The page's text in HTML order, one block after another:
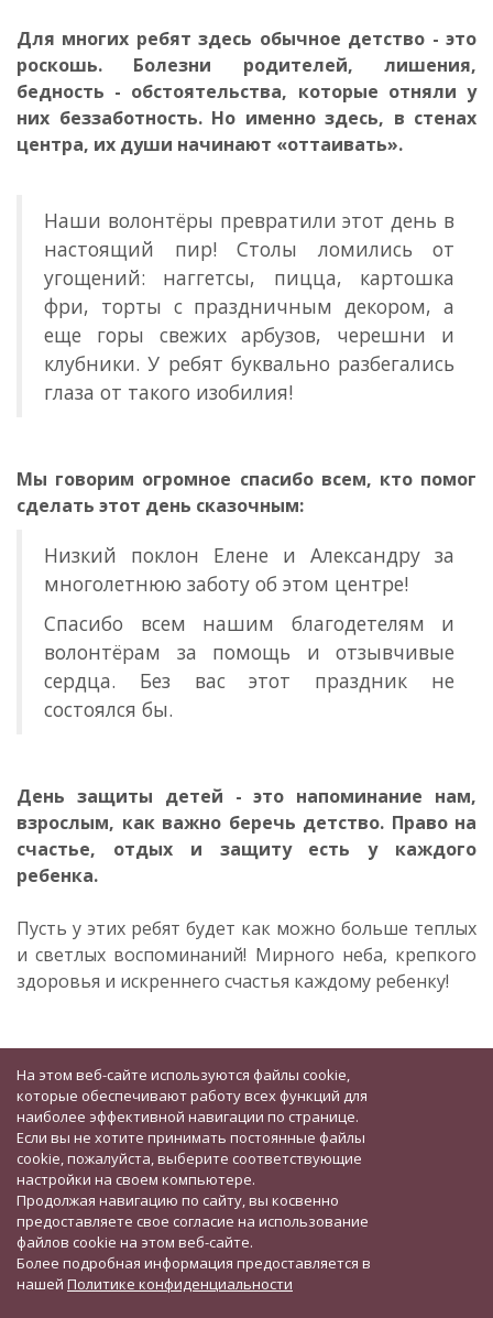
Для многих ребят здесь обычное детство - это
роскошь. Болезни родителей, лишения,
бедность - обстоятельства, которые отняли у
них беззаботность. Но именно здесь, в стенах
центра, их души начинают «оттаивать».
Наши волонтёры превратили этот день в
настоящий пир! Столы ломились от
угощений: наггетсы, пицца, картошка
фри, торты с праздничным декором, а
еще горы свежих арбузов, черешни и
клубники. У ребят буквально разбегались
глаза от такого изобилия!
Мы говорим огромное спасибо всем, кто помог
сделать этот день сказочным:
Низкий поклон Елене и Александру за
многолетнюю заботу об этом центре!
Спасибо всем нашим благодетелям и
волонтёрам за помощь и отзывчивые
сердца. Без вас этот праздник не
состоялся бы.
День защиты детей - это напоминание нам,
взрослым, как важно беречь детство. Право на
счастье, отдых и защиту есть у каждого
ребенка.
Пусть у этих ребят будет как можно больше теплых
и светлых воспоминаний! Мирного неба, крепкого
здоровья и искреннего счастья каждому ребенку!
На этом веб-сайте используются файлы cookie,
которые обеспечивают работу всех функций для
наиболее эффективной навигации по странице.
Если вы не хотите принимать постоянные файлы
cookie, пожалуйста, выберите соответствующие
настройки на своем компьютере.
Продолжая навигацию по сайту, вы косвенно
предоставляете свое согласие на использование
файлов cookie на этом веб-сайте.
Более подробная информация предоставляется в
нашей Политике конфиденциальности